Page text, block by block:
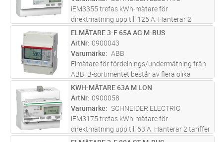
iEM3355 trefas kWh-mätare för
direktmätning upp till 125 A. Hanterar 2
tariffer med extern styrning eller 4 tariffer med
intern klocka. Modbus RS485 med
kommunikation av utökade mätvärden (U, I, P
…)...läs mer
ST Lägg i kundvagn
ELMÄTARE 3-F 65A AG M-BUS
ArtNr 0900043
Varumärke
ABB
Elmätare för fördelnings/undermätning från
ABB. B-sortimentet består av flera olika
mätare för att möta olika kunders behov av
pålitliga mätvärden. Samtliga EQ mätare i B-
sortimentet har instrumentv ...läs mer
ST Lägg i kundvagn
KWH-MÄTARE 63A M LON
ArtNr 0900058
Varumärke
SCHNEIDER ELECTRIC
iEM3175 trefas kWh-mätare för
direktmätning upp till 63 A. Hanterar 2 tariffer
med extern styrning eller 4 tariffer med intern